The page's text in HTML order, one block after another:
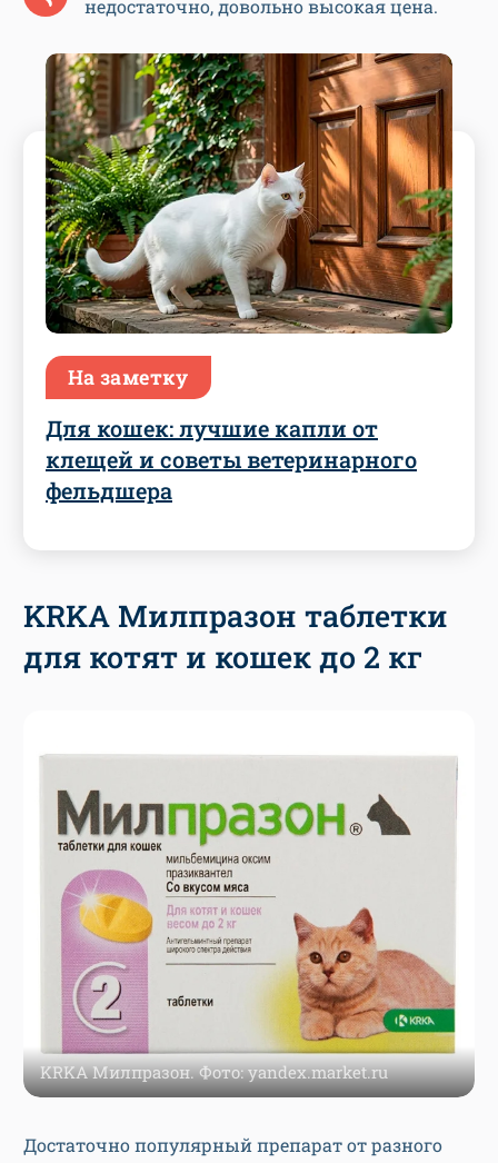
недостаточно, довольно высокая цена.
На заметку
Для кошек: лучшие капли от
клещей и советы ветеринарного
фельдшера
KRKA Милпразон таблетки
для котят и кошек до 2 кг
KRKA Милпразон. Фото: yandex.market.ru
Достаточно популярный препарат от разного